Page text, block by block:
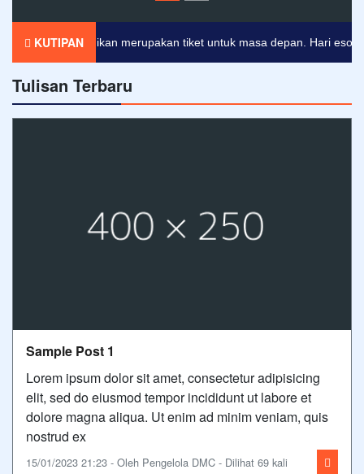
KUTIPAN
Pendidikan merupakan tiket untuk masa depan. Hari esok
Tulisan Terbaru
Sample Post 1
Lorem ipsum dolor sit amet, consectetur adipisicing
elit, sed do eiusmod tempor incididunt ut labore et
dolore magna aliqua. Ut enim ad minim veniam, quis
nostrud ex
15/01/2023 21:23 - Oleh Pengelola DMC - Dilihat 69 kali